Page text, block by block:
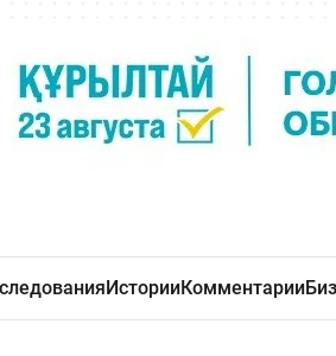
ИсторииКомментарии